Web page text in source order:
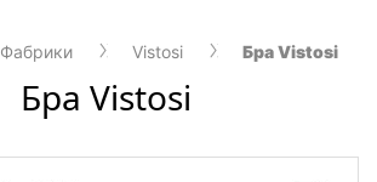
Фабрики Vistosi Бра Vistosi
Бра Vistosi